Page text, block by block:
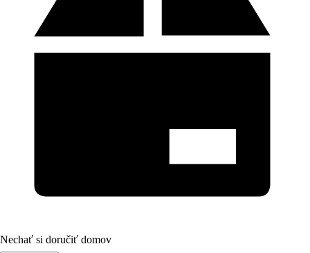
Nechať si doručiť domov